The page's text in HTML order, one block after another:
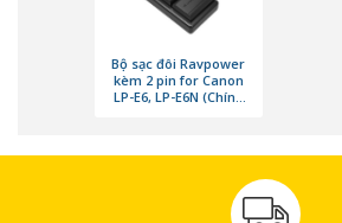
Bộ sạc đôi Ravpower
kèm 2 pin for Canon
LP-E6, LP-E6N (Chính